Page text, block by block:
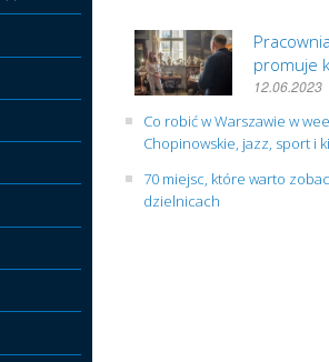
promuje
12.06.2023
Co robić w Warszawie w
Chopinowskie, jazz, sport i
70 miejsc, które warto
dzielnicach